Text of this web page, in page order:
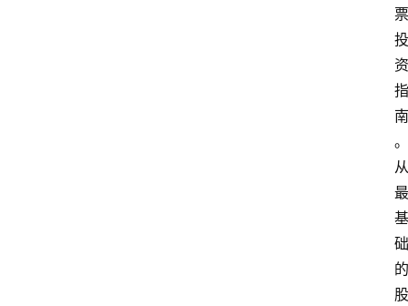
票
投
资
指
南
。
从
最
基
础
的
股